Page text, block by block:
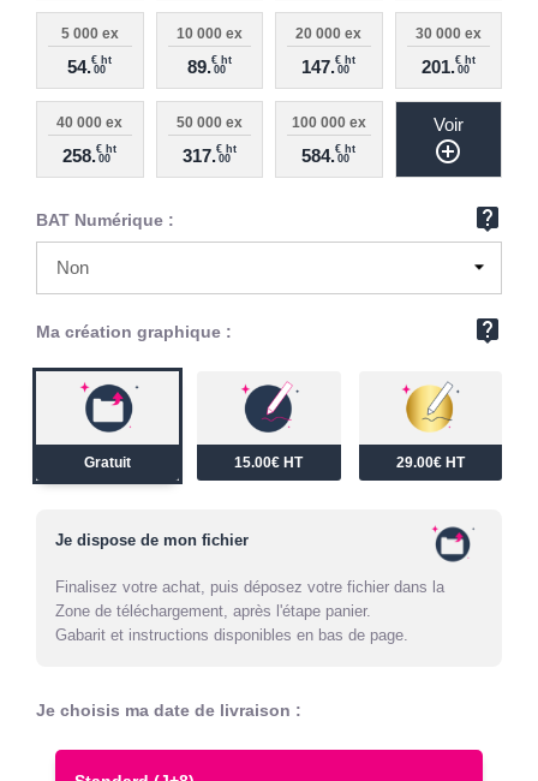
5 000 ex
54.€ ht
00
10 000 ex
89.€ ht
00
20 000 ex
147.€ ht
00
30 000 ex
201.€ ht
00
40 000 ex
258.€ ht
00
50 000 ex
317.€ ht
00
100 000 ex
584.€ ht
00
Voir
add_circle_outline
BAT Numérique : live_help
Ma création graphique :
Gratuit 15.00€ HT 29.00€ HT
Je dispose de mon fichier
Finalisez votre achat, puis déposez votre fichier dans la
Zone de téléchargement, après l'étape panier.
Gabarit et instructions disponibles en bas de page.
live_help
Je choisis ma date de livraison :